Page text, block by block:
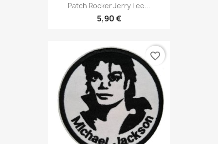
Patch Rocker Jerry Lee...
5,90 €
favorite_border